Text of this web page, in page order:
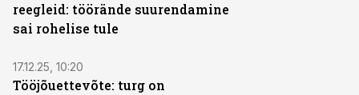
reegleid: töörände suurendamine
sai rohelise tule
17.12.25, 10:20
Tööjõuettevõte: turg on